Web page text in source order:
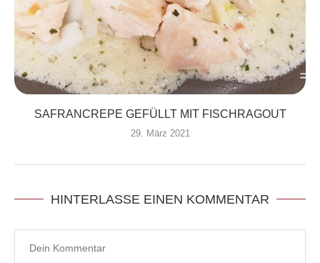
SAFRANCREPE GEFÜLLT MIT FISCHRAGOUT
29. März 2021
HINTERLASSE EINEN KOMMENTAR